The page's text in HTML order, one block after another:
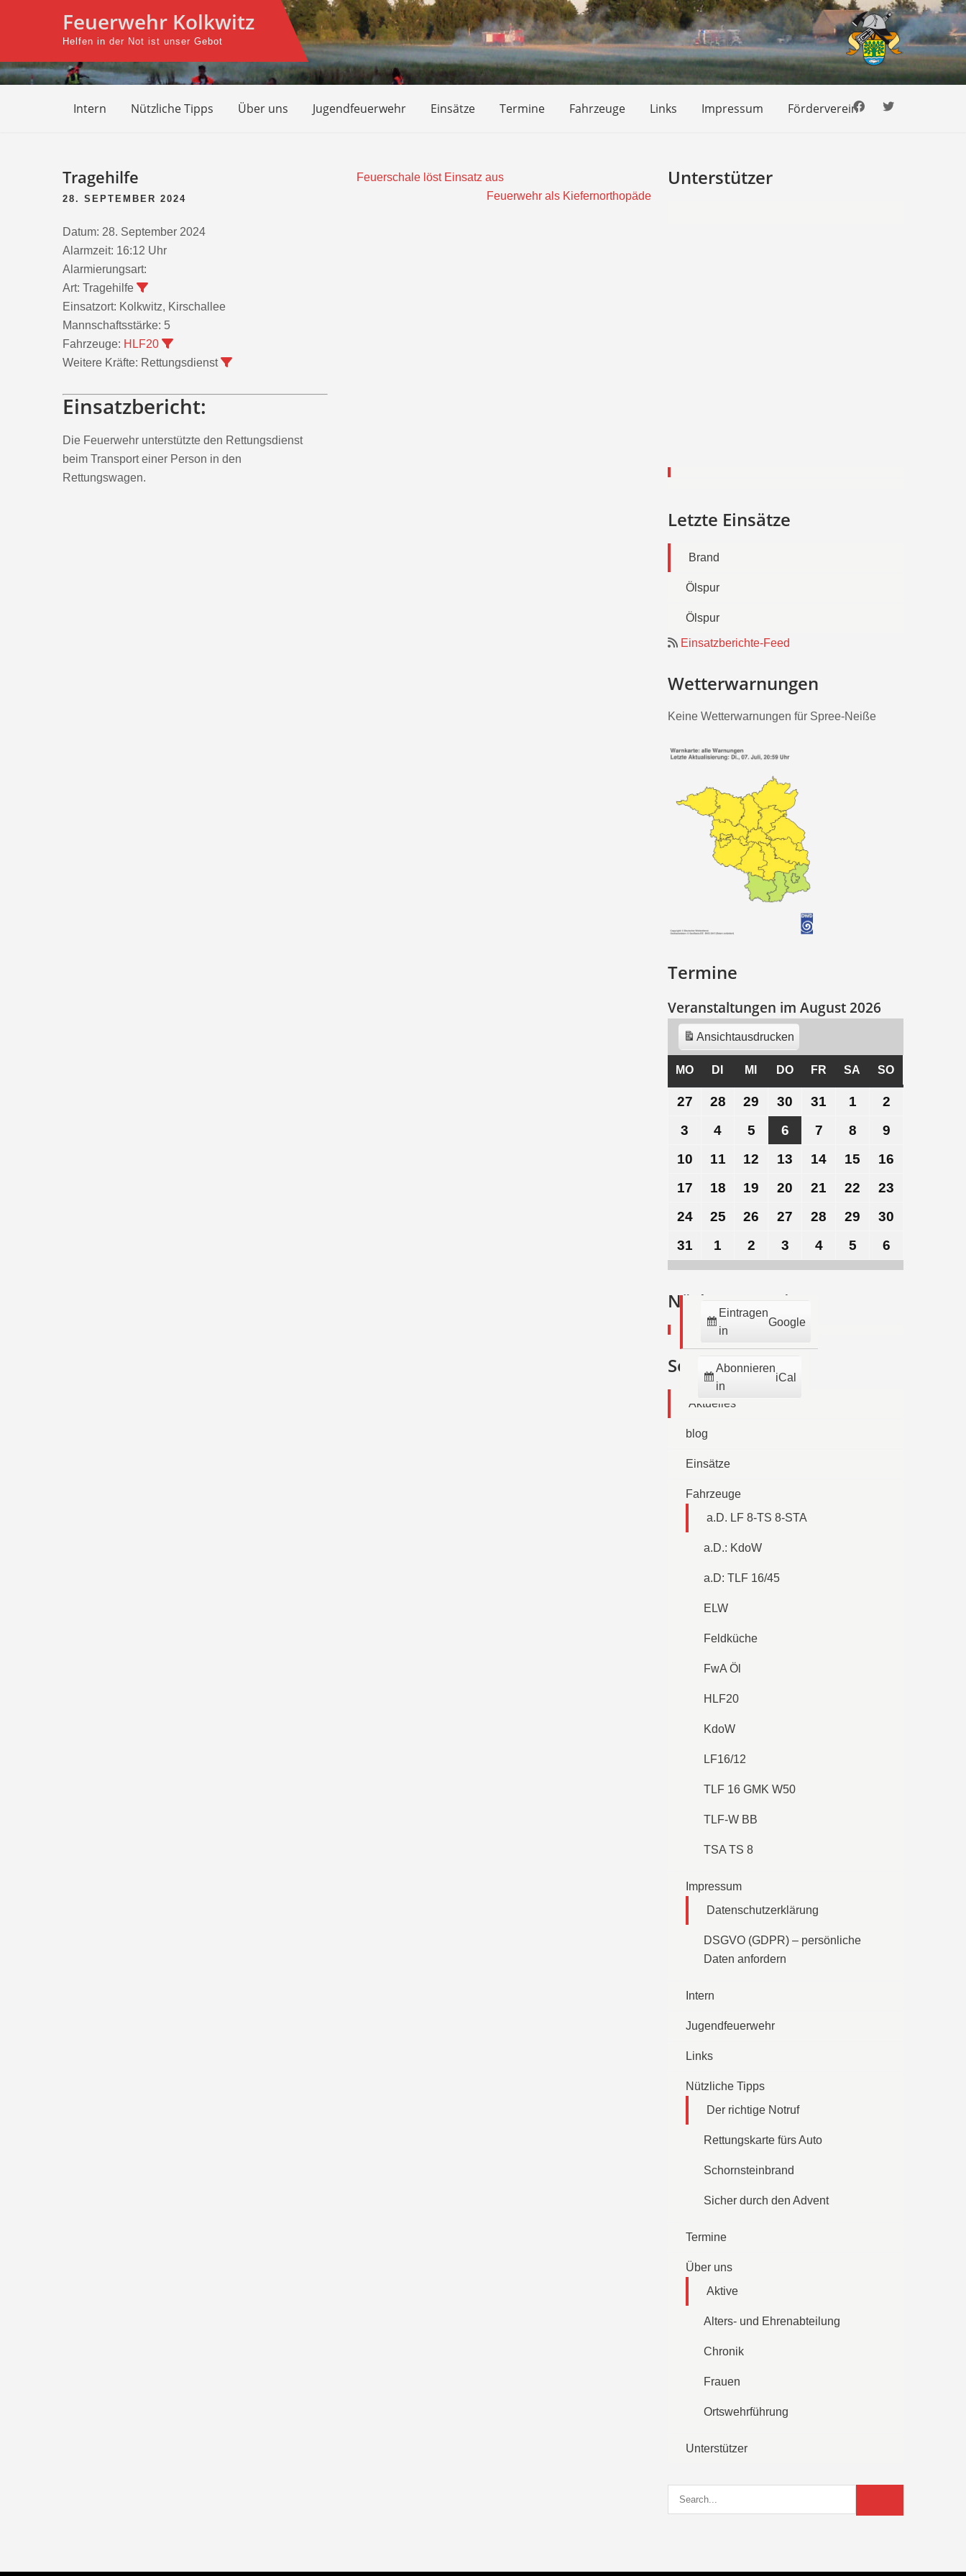
Feuerwehr Kolkwitz
Helfen in der Not ist unser Gebot
Intern Nützliche Tipps Über uns Jugendfeuerwehr Einsätze Termine Fahrzeuge Links Impressum Förderverein
Tragehilfe
28. SEPTEMBER 2024
Datum: 28. September 2024
Alarmzeit: 16:12 Uhr
Alarmierungsart:
Art: Tragehilfe
Einsatzort: Kolkwitz, Kirschallee
Mannschaftsstärke: 5
Fahrzeuge: HLF20
Weitere Kräfte: Rettungsdienst
Einsatzbericht:
Die Feuerwehr unterstützte den Rettungsdienst
beim Transport einer Person in den
Rettungswagen.
Beitragsnavigation
Feuerschale löst Einsatz aus
Feuerwehr als Kiefernorthopäde
Unterstützer
Letzte Einsätze
Brand
Ölspur
Ölspur
Einsatzberichte-Feed
Wetterwarnungen
Keine Wetterwarnungen für Spree-Neiße
Termine
Veranstaltungen im August 2026
Ansichtausdrucken
MOMONTAG
DI DIENSTAG
MI MITTWOCH
DODONNERSTAG
FR FREITAG
SA SAMSTAG
SO
27 27.28 28.
Juli
29 29.
Juli
2026
30 30.
Juli
2026
31
Juli
1
August
2
3
August
4
August
5
August
6
August
7
August
8
August
9
August
10 10.
August
11 11.
August
12 12.
August
13 13.
August
14 14.
August
15 15.
August
16
17 17.
August
18 18.
August
19 19.
August
20 20.
August
21 21.
August
22 22.
August
23
2424.
August
2026
25 25.
August
2026
26 26.
August
2026
27 27.
August
2026
28 28.
August
2026
29 29.
August
2026
30
2026
31
August
1
September
2
September
3
September
44.
September
5
September
6
September
Eintragen
in
Google
Abonnieren
in
iCal
Nächste Termine:
Seiten
Aktuelles
blog
Einsätze
Fahrzeuge
a.D. LF 8-TS 8-STA
a.D.: KdoW
a.D: TLF 16/45
ELW
Feldküche
FwA Öl
HLF20
KdoW
LF16/12
TLF 16 GMK W50
TLF-W BB
TSA TS 8
Impressum
Datenschutzerklärung
DSGVO (GDPR) – persönliche
Daten anfordern
Intern
Jugendfeuerwehr
Links
Nützliche Tipps
Der richtige Notruf
Rettungskarte fürs Auto
Schornsteinbrand
Sicher durch den Advent
Termine
Über uns
Aktive
Alters- und Ehrenabteilung
Chronik
Frauen
Ortswehrführung
Unterstützer